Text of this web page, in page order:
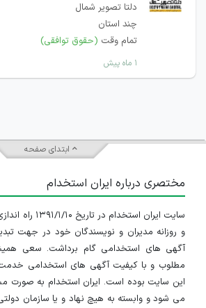
دلتا تصویر شمال
چند استان
تمام وقت (حقوق توافقی)
۱ ماه پیش
ابتدای صفحه
مختصری درباره ایران استخدام
سایت ایران
و روزانه مدیران و نویسندگان خود در جهت
آگهی های استخدامی گام برداشت. سعی
مطلوب و با کیفیت آگهی های استخدامی خدمت
این سایت بوده است. ایران استخدام به صورت
می شود و وابسته به هیچ نهاد و یا سازمان